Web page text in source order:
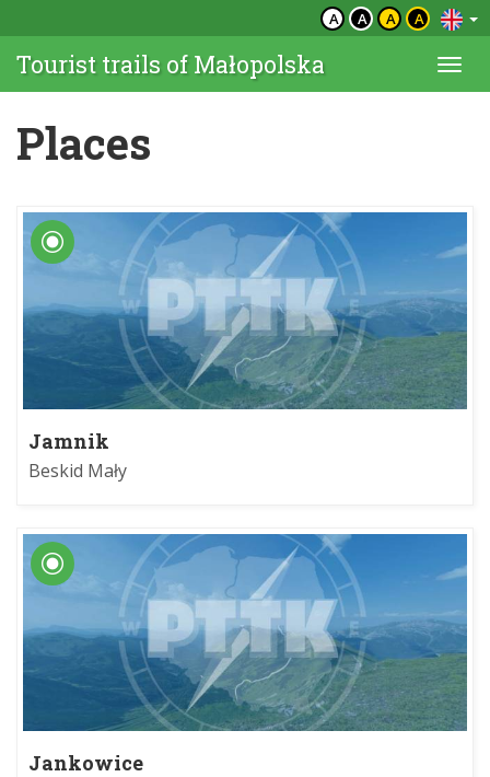
A A A A
Tourist trails of Małopolska
Places
Jamnik
Beskid Mały
Jankowice